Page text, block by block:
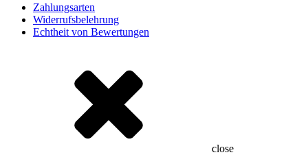
Zahlungsarten
Widerrufsbelehrung
Echtheit von Bewertungen
close